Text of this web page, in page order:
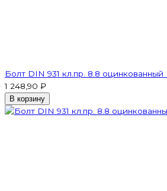
Болт DIN 931 кл.пр. 8.8 оцинкованный
1 248,90 ₽
В корзину